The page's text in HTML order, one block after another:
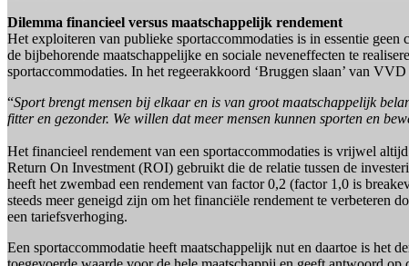
Dilemma financieel versus maatschappelijk rendement
Het exploiteren van publieke sportaccommodaties is in essentie
de bijbehorende maatschappelijke en sociale neveneffecten te
sportaccommodaties. In het regeerakkoord ‘Bruggen slaan’ van
“Sport brengt mensen bij elkaar en is van groot maatschappelijk
fitter en gezonder. We willen dat meer mensen kunnen sporten en
Het financieel rendement van een sportaccommodaties is vrijwel
Return On Investment (ROI) gebruikt die de relatie tussen de
heeft het zwembad een rendement van factor 0,2 (factor 1,0 is
steeds meer geneigd zijn om het financiële rendement te verbeteren
een tariefsverhoging.
Een sportaccommodatie heeft maatschappelijk nut en daartoe is het